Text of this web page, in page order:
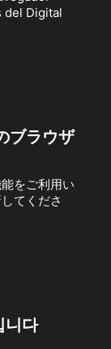
del Digital
ブラウザ
をご利用い
てくださ
니다